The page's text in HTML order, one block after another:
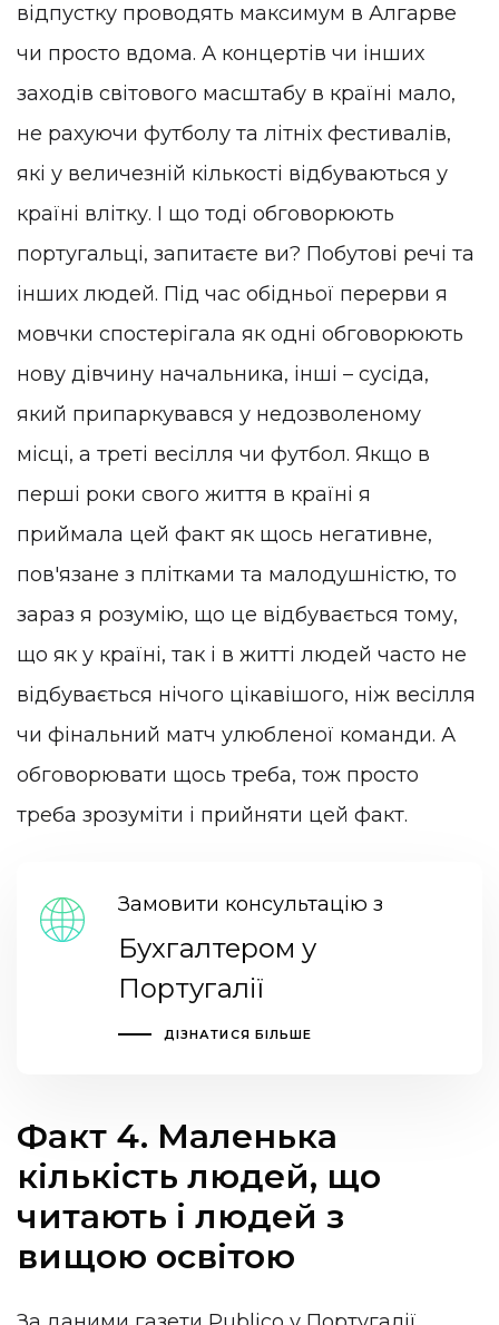
відпустку проводять максимум в Алгарве
чи просто вдома. А концертів чи інших
заходів світового масштабу в країні мало,
не рахуючи футболу та літніх фестивалів,
які у величезній кількості відбуваються у
країні влітку. І що тоді обговорюють
португальці, запитаєте ви? Побутові речі та
інших людей. Під час обідньої перерви я
мовчки спостерігала як одні обговорюють
нову дівчину начальника, інші – сусіда,
який припаркувався у недозволеному
місці, а треті весілля чи футбол. Якщо в
перші роки свого життя в країні я
приймала цей факт як щось негативне,
пов'язане з плітками та малодушністю, то
зараз я розумію, що це відбувається тому,
що як у країні, так і в житті людей часто не
відбувається нічого цікавішого, ніж весілля
чи фінальний матч улюбленої команди. А
обговорювати щось треба, тож просто
треба зрозуміти і прийняти цей факт.
Замовити консультацію з
Бухгалтером у
Португалії
ДІЗНАТИСЯ БІЛЬШЕ
Факт 4. Маленька
кількість людей, що
читають і людей з
вищою освітою